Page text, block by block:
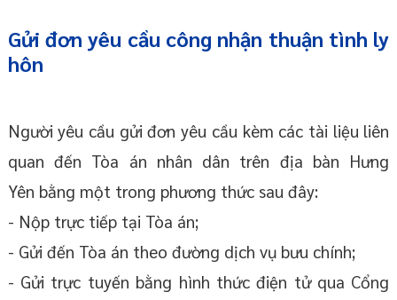
Gửi đơn yêu cầu công nhận thuận tình ly
hôn
Người yêu cầu gửi đơn yêu cầu kèm các tài liệu liên
quan đến Tòa án nhân dân trên địa bàn Hưng
Yên bằng một trong phương thức sau đây:
- Nộp trực tiếp tại Tòa án;
- Gửi đến Tòa án theo đường dịch vụ bưu chính;
- Gửi trực tuyến bằng hình thức điện tử qua Cổng